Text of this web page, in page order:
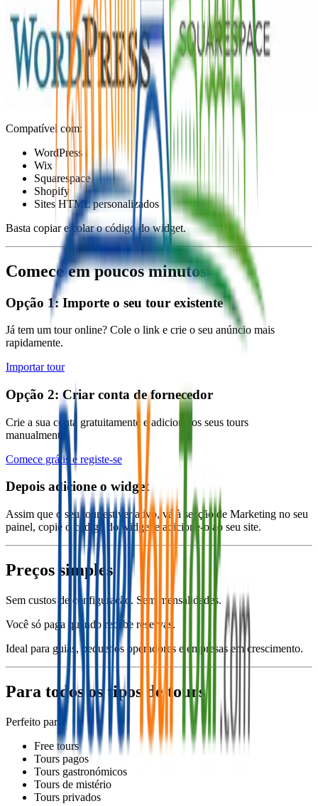
Compatível com:
WordPress
Wix
Squarespace
Shopify
Sites HTML personalizados
Basta copiar e colar o código do widget.
Comece em poucos minutos
Opção 1: Importe o seu tour existente
Já tem um tour online? Cole o link e crie o seu anúncio mais
rapidamente.
Importar tour
Opção 2: Criar conta de fornecedor
Crie a sua conta gratuitamente e adicione os seus tours
manualmente.
Comece grátis e registe-se
Depois adicione o widget
Assim que o seu tour estiver ativo, vá à secção de Marketing no seu
painel, copie o código do widget e adicione-o ao seu site.
Preços simples
Sem custos de configuração. Sem mensalidades.
Você só paga quando recebe reservas.
Ideal para guias, pequenos operadores e empresas em crescimento.
Para todos os tipos de tours
Perfeito para:
Free tours
Tours pagos
Tours gastronómicos
Tours de mistério
Tours privados